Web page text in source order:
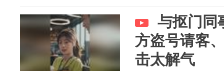
与抠门同
方盗号请客
击太解气